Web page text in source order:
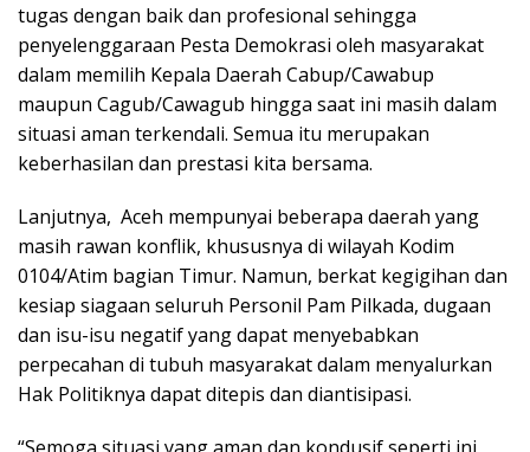
tugas dengan baik dan profesional sehingga
penyelenggaraan Pesta Demokrasi oleh masyarakat
dalam memilih Kepala Daerah Cabup/Cawabup
maupun Cagub/Cawagub hingga saat ini masih dalam
situasi aman terkendali. Semua itu merupakan
keberhasilan dan prestasi kita bersama.
Lanjutnya, Aceh mempunyai beberapa daerah yang
masih rawan konflik, khususnya di wilayah Kodim
0104/Atim bagian Timur. Namun, berkat kegigihan dan
kesiap siagaan seluruh Personil Pam Pilkada, dugaan
dan isu-isu negatif yang dapat menyebabkan
perpecahan di tubuh masyarakat dalam menyalurkan
Hak Politiknya dapat ditepis dan diantisipasi.